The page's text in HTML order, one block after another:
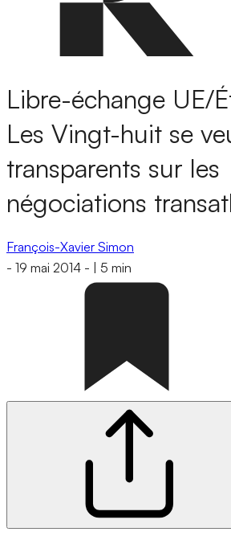
Libre-échange UE/
Les Vingt-huit se
transparents sur les
négociations
François-Xavier Simon
- 19 mai 2014 - 5 min